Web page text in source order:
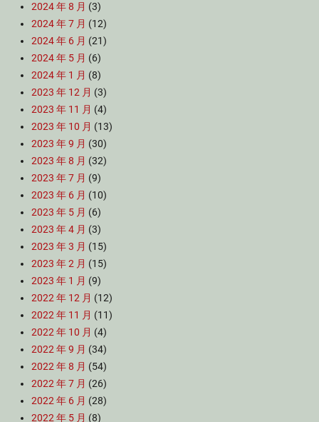
2024 年 8 月 (3)
2024 年 7 月 (12)
2024 年 6 月 (21)
2024 年 5 月 (6)
2024 年 1 月 (8)
2023 年 12 月 (3)
2023 年 11 月 (4)
2023 年 10 月 (13)
2023 年 9 月 (30)
2023 年 8 月 (32)
2023 年 7 月 (9)
2023 年 6 月 (10)
2023 年 5 月 (6)
2023 年 4 月 (3)
2023 年 3 月 (15)
2023 年 2 月 (15)
2023 年 1 月 (9)
2022 年 12 月 (12)
2022 年 11 月 (11)
2022 年 10 月 (4)
2022 年 9 月 (34)
2022 年 8 月 (54)
2022 年 7 月 (26)
2022 年 6 月 (28)
2022 年 5 月 (8)